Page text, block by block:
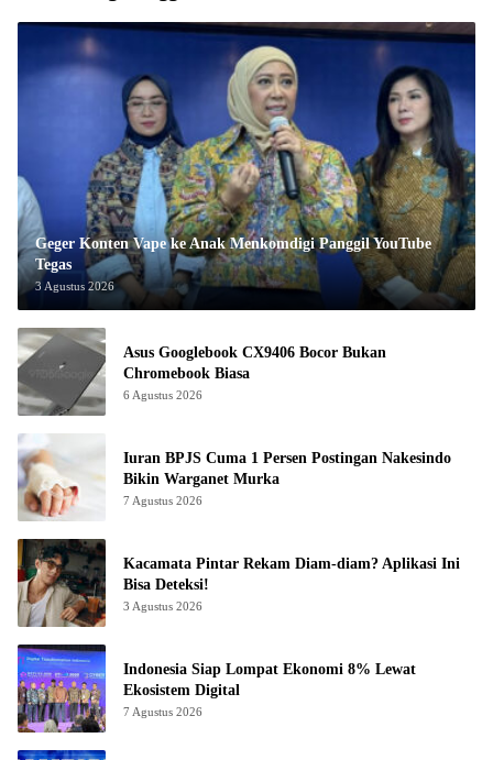
Geger Konten Vape ke Anak Menkomdigi Panggil YouTube
Tegas
3 Agustus 2026
Asus Googlebook CX9406 Bocor Bukan
Chromebook Biasa
6 Agustus 2026
Iuran BPJS Cuma 1 Persen Postingan Nakesindo
Bikin Warganet Murka
7 Agustus 2026
Kacamata Pintar Rekam Diam-diam? Aplikasi Ini
Bisa Deteksi!
3 Agustus 2026
Indonesia Siap Lompat Ekonomi 8% Lewat
Ekosistem Digital
7 Agustus 2026